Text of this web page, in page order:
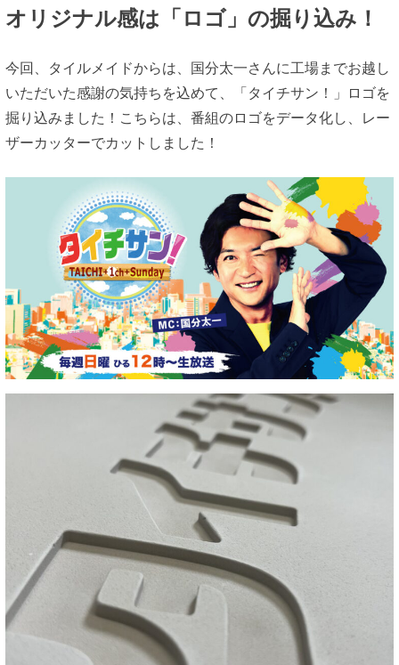
オリジナル感は「ロゴ」の掘り込み！
今回、タイルメイドからは、国分太一さんに工場までお越し
いただいた感謝の気持ちを込めて、「タイチサン！」ロゴを
掘り込みました！こちらは、番組のロゴをデータ化し、レー
ザーカッターでカットしました！